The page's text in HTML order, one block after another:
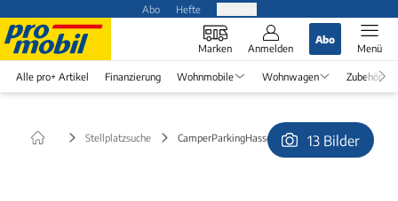
Abo Hefte
Marken Anmelden
Abo
Menü
Alle pro+ Artikel Finanzierung Wohnmobile Wohnwagen Zubehör
Stellplatzsuche CamperParkingHasselt.nl in Hasselt13 Bilder